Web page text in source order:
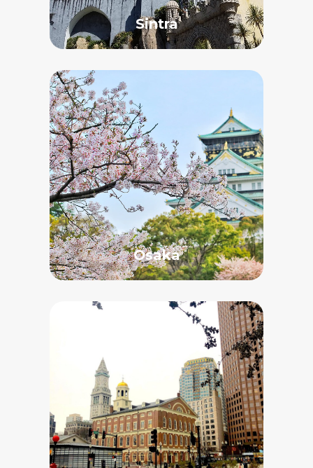
Sintra
Osaka